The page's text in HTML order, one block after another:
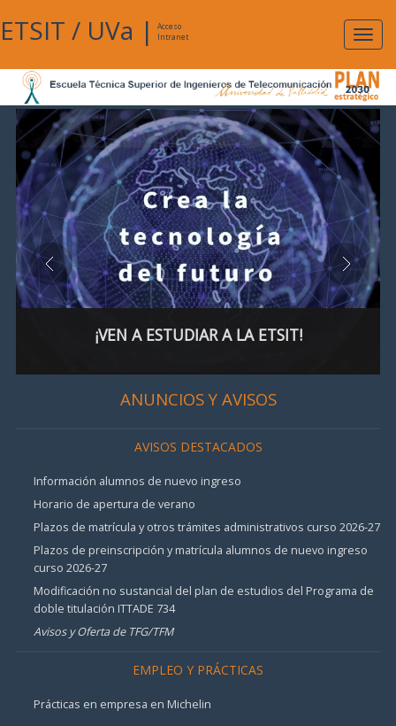
ETSIT / UVa |
Acceso
Intranet
¡VEN A ESTUDIAR A LA ETSIT!
ANUNCIOS Y AVISOS
AVISOS DESTACADOS
Información alumnos de nuevo ingreso
Horario de apertura de verano
Plazos de matrícula y otros trámites administrativos curso 2026-27
Plazos de preinscripción y matrícula alumnos de nuevo ingreso
curso 2026-27
Modificación no sustancial del plan de estudios del Programa de
doble titulación ITTADE 734
Avisos y Oferta de TFG/TFM
EMPLEO Y PRÁCTICAS
Prácticas en empresa en Michelin